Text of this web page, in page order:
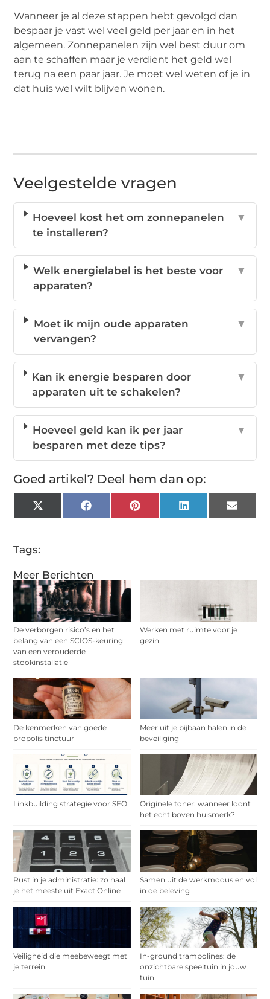
Meer Berichten
De verborgen risico’s en het
belang van een SCIOS-keuring
van een verouderde
stookinstallatie
Werken met ruimte voor je
gezin
De kenmerken van goede
propolis tinctuur
Meer uit je bijbaan halen in de
beveiliging
Linkbuilding strategie voor SEO
Originele toner: wanneer loont
het echt boven huismerk?
Rust in je administratie: zo haal
je het meeste uit Exact Online
Samen uit de werkmodus en vol
in de beleving
Veiligheid die meebeweegt met
je terrein
In-ground trampolines: de
onzichtbare speeltuin in jouw
tuin
Wanneer je al deze stappen hebt gevolgd dan
bespaar je vast wel veel geld per jaar en in het
algemeen. Zonnepanelen zijn wel best duur om
aan te schaffen maar je verdient het geld wel
terug na een paar jaar. Je moet wel weten of je in
dat huis wel wilt blijven wonen.
Veelgestelde vragen
Hoeveel kost het om zonnepanelen
te installeren?
▼
Welk energielabel is het beste voor
apparaten?
▼
Moet ik mijn oude apparaten
vervangen?
▼
Kan ik energie besparen door
apparaten uit te schakelen?
▼
Hoeveel geld kan ik per jaar
besparen met deze tips?
▼
Goed artikel? Deel hem dan op:
X
(Twitter)
FacebookPinterestLinkedInEmail
Tags: